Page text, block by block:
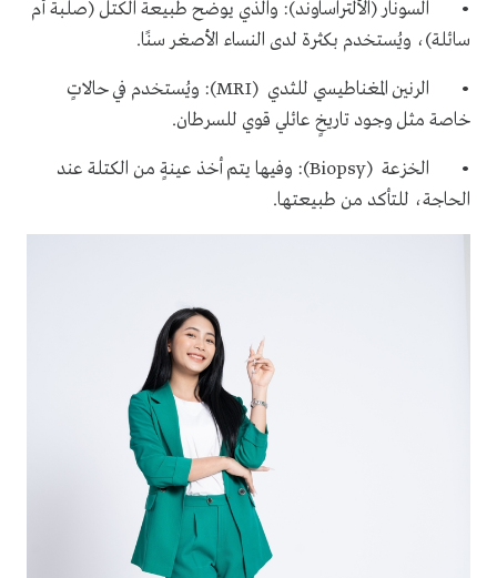
• السونار (الألتراساوند): والذي يوضح طبيعة الكتل (صلبة أم
سائلة)، ويُستخدم بكثرة لدى النساء الأصغر سنًا.
• الرنين المغناطيسي للثدي (MRI): ويُستخدم في حالاتٍ
خاصة مثل وجود تاريخٍ عائلي قوي للسرطان.
• الخزعة (Biopsy): وفيها يتم أخذ عينةٍ من الكتلة عند
الحاجة، للتأكد من طبيعتها.